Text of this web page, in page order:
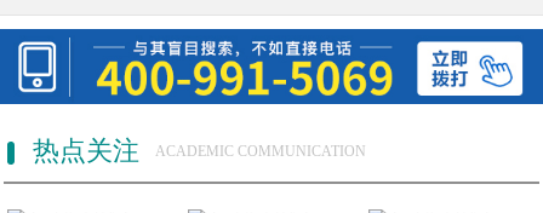
热点关注 ACADEMIC COMMUNICATION